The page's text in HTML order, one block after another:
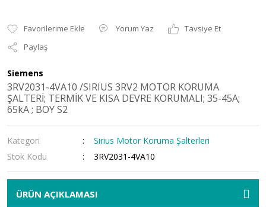
Yorum Yaz
Tavsiye Et
Paylaş
Siemens
3RV2031-4VA10 /SIRIUS 3RV2 MOTOR KORUMA
ŞALTERİ; TERMİK VE KISA DEVRE KORUMALI; 35-45A;
65kA ; BOY S2
Kategori
Sirius Motor Koruma Şalterleri
Stok Kodu
3RV2031-4VA10
ÜRÜN AÇIKLAMASI